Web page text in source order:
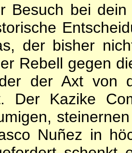
Besuch bei
der bisher
Rebell gegen
der Axt von
Der Kazike
Nuñez in